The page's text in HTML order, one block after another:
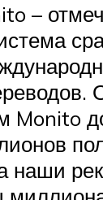
–
Monito
наши